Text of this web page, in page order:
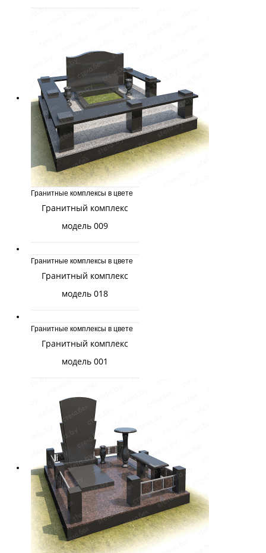
Гранитные комплексы в цвете
Гранитный комплекс
модель 009
Гранитные комплексы в цвете
Гранитный комплекс
модель 018
Гранитные комплексы в цвете
Гранитный комплекс
модель 001